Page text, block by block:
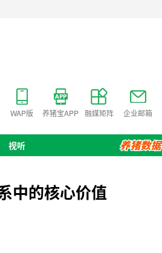
WAP版 养猪宝APP 融媒矩阵 企业邮箱
视听
中的核心价值